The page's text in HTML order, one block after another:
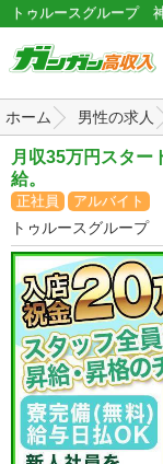
トゥルースグループ
ホーム 男性の求人
月収35万円スター
給。
正社員 アルバイト
トゥルースグループ